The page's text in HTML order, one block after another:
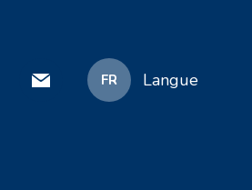
FR Langue